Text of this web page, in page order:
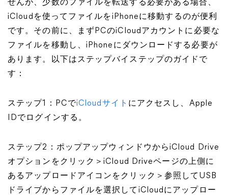
せんが、少数のファイルを転送する必要がある場合、
iCloudを使ってファイルをiPhoneに移動するのが便利
です。その前に、まずPCのiCloudアカウントに必要な
ファイルを移動し、iPhoneにダウンロードする必要が
あります。以下はステップバイステップのガイドで
す：
ステップ1：PCでiCloudサイト にアクセスし、Apple
IDでログインする。
ステップ2：ポップアップウィンドウからiCloud Drive
オプションをクリック＞iCloud Driveページの上側に
あるアップロードアイコンをクリック＞参照してUSB
ドライブからファイルを選択してiCloudにアップロー